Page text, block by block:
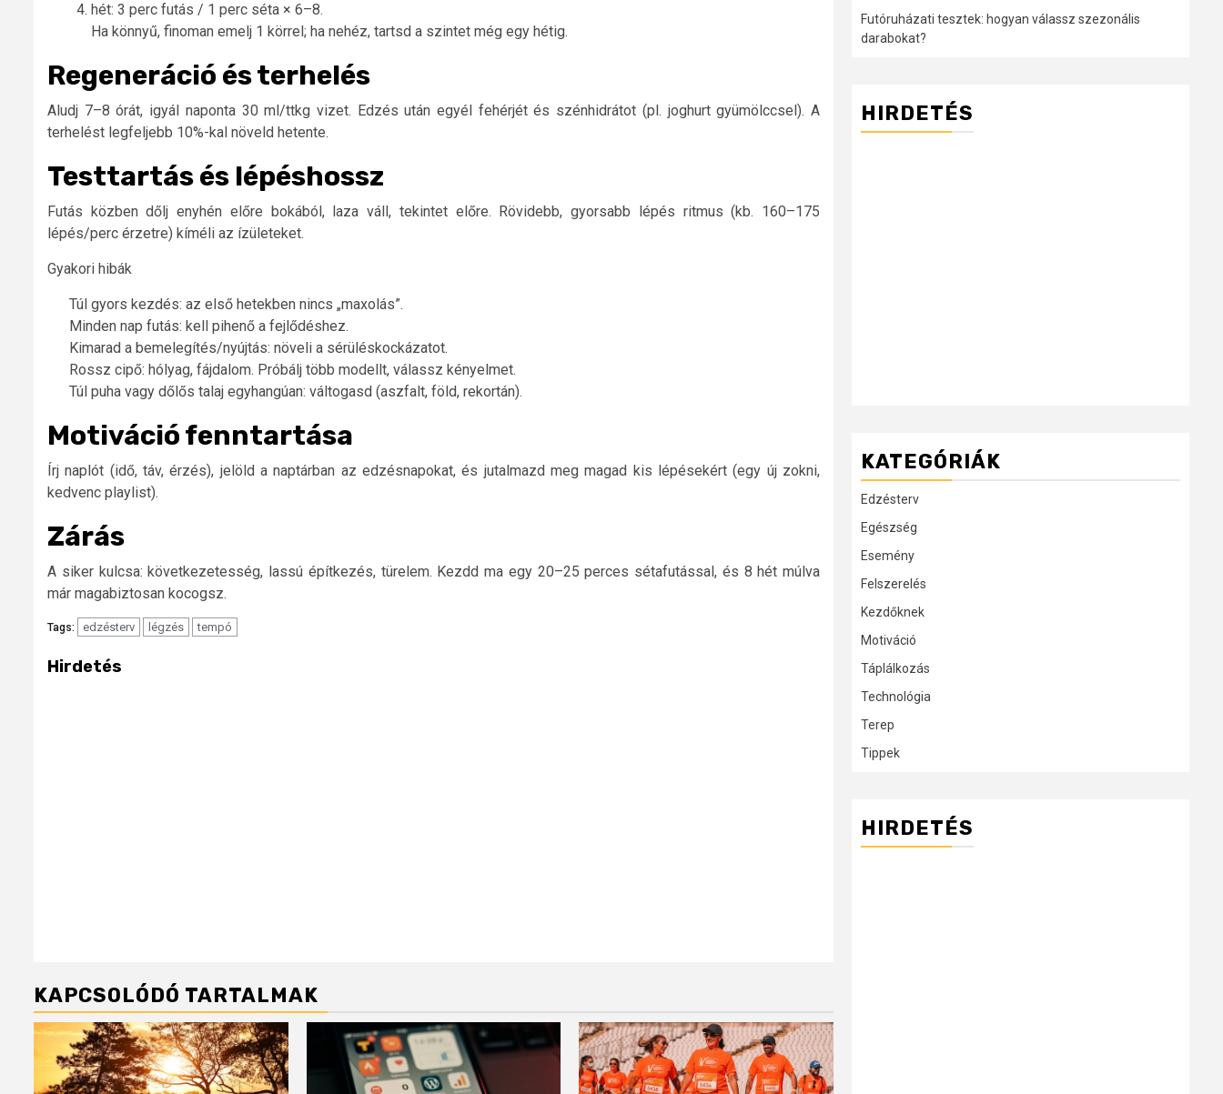
hét: 3 perc futás / 1 perc séta × 6–8.
Ha könnyű, finoman emelj 1 körrel; ha nehéz, tartsd a szintet még egy hétig.
Regeneráció és terhelés
Aludj 7–8 órát, igyál naponta 30 ml/ttkg vizet. Edzés után egyél fehérjét és szénhidrátot (pl. joghurt gyümölccsel). A
terhelést legfeljebb 10%-kal növeld hetente.
Testtartás és lépéshossz
Futás közben dőlj enyhén előre bokából, laza váll, tekintet előre. Rövidebb, gyorsabb lépés ritmus (kb. 160–175
lépés/perc érzetre) kíméli az ízületeket.
Gyakori hibák
Túl gyors kezdés: az első hetekben nincs „maxolás”.
Minden nap futás: kell pihenő a fejlődéshez.
Kimarad a bemelegítés/nyújtás: növeli a sérüléskockázatot.
Rossz cipő: hólyag, fájdalom. Próbálj több modellt, válassz kényelmet.
Túl puha vagy dőlős talaj egyhangúan: váltogasd (aszfalt, föld, rekortán).
Motiváció fenntartása
Írj naplót (idő, táv, érzés), jelöld a naptárban az edzésnapokat, és jutalmazd meg magad kis lépésekért (egy új zokni,
kedvenc playlist).
Zárás
A siker kulcsa: következetesség, lassú építkezés, türelem. Kezdd ma egy 20–25 perces sétafutással, és 8 hét múlva
már magabiztosan kocogsz.
Tags: edzésterv légzés tempó
Hirdetés
KAPCSOLÓDÓ TARTALMAK
Futóruházati tesztek: hogyan válassz szezonális
darabokat?
HIRDETÉS
KATEGÓRIÁK
Edzésterv
Egészség
Esemény
Felszerelés
Kezdőknek
Motiváció
Táplálkozás
Technológia
Terep
Tippek
HIRDETÉS